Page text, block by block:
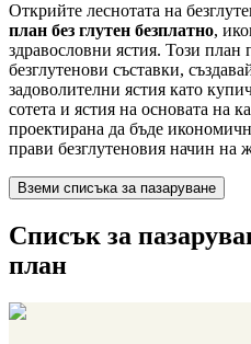
Открийте леснотата на
план без глутен безплатно,
здравословни ястия. Този план
безглутенови съставки,
задоволителни ястия като
сотета и ястия на основата на
проектирана да бъде
прави безглутеновия начин на
Вземи списъка за пазаруване
Списък за
план